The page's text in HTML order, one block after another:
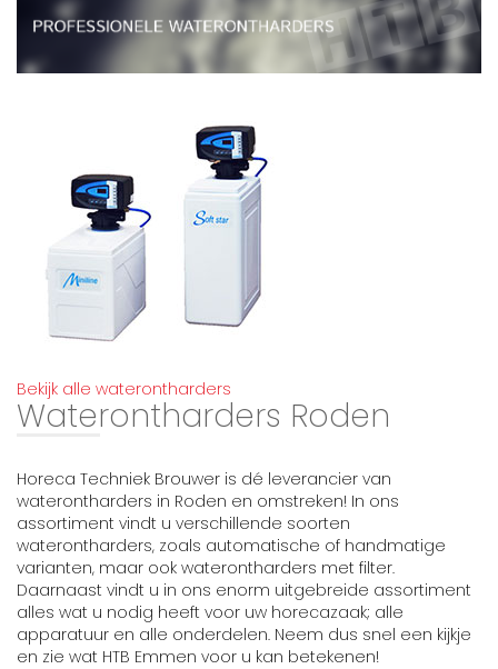
Bekijk alle waterontharders
Waterontharders Roden
Horeca Techniek Brouwer is dé leverancier van
waterontharders in Roden en omstreken! In ons
assortiment vindt u verschillende soorten
waterontharders, zoals automatische of handmatige
varianten, maar ook waterontharders met filter.
Daarnaast vindt u in ons enorm uitgebreide assortiment
alles wat u nodig heeft voor uw horecazaak; alle
apparatuur en alle onderdelen. Neem dus snel een kijkje
en zie wat HTB Emmen voor u kan betekenen!